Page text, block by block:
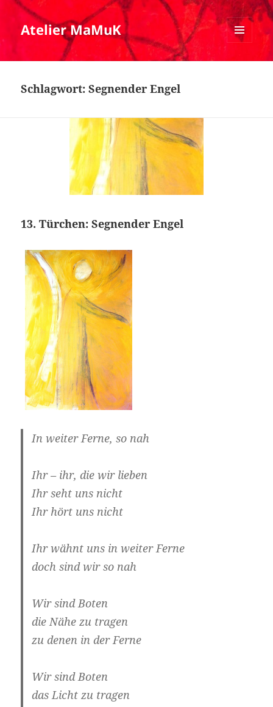
Atelier MaMuK
Schlagwort:Segnender Engel
13. Türchen: Segnender Engel
In weiter Ferne, so nah
Ihr – ihr, die wir lieben
Ihr seht uns nicht
Ihr hört uns nicht
Ihr wähnt uns in weiter Ferne
doch sind wir so nah
Wir sind Boten
die Nähe zu tragen
zu denen in der Ferne
Wir sind Boten
das Licht zu tragen